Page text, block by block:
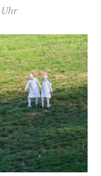
Uhr